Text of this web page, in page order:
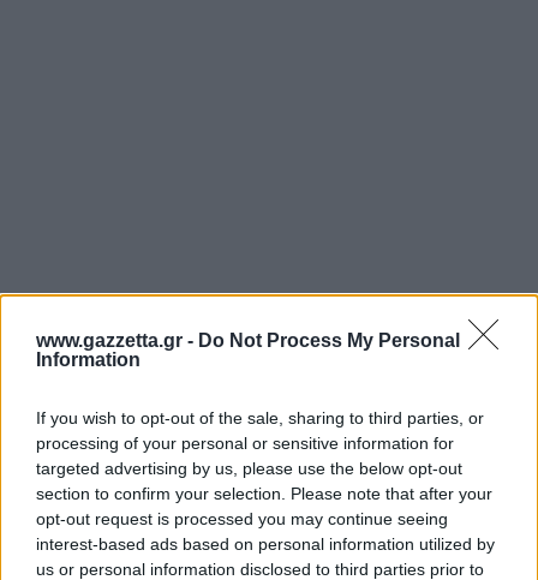
www.gazzetta.gr - Do Not Process My Personal
Information
If you wish to opt-out of the sale, sharing to third parties, or
processing of your personal or sensitive information for
targeted advertising by us, please use the below opt-out
section to confirm your selection. Please note that after your
opt-out request is processed you may continue seeing
interest-based ads based on personal information utilized by
us or personal information disclosed to third parties prior to